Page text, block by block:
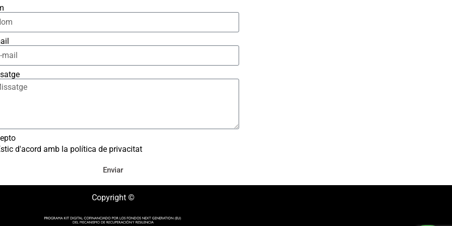
d'acord amb la política de privacitat
Enviar
Copyright ©